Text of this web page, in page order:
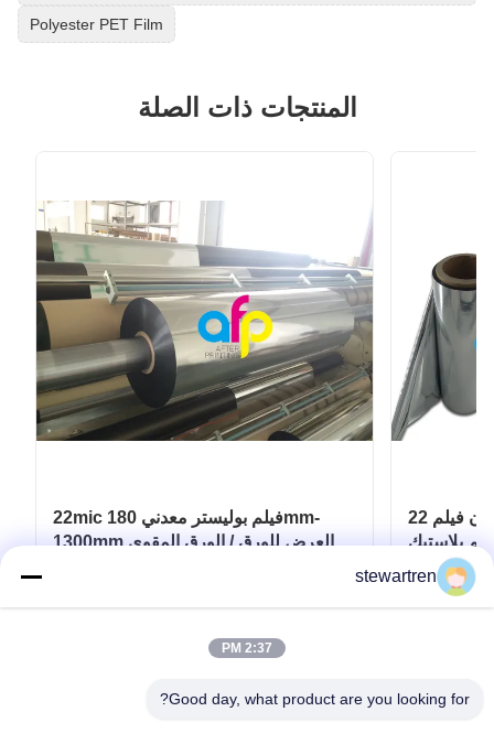
Polyester PET Film
المنتجات ذات الصلة
22mic فيلم بوليستر معدني 180mm-
1300mm العرض للورق / الورق المقوى
22 ميكرون فيلم PET معدني ، تغليف /
stewartren
2:37 PM
Good day, what product are you looking for?